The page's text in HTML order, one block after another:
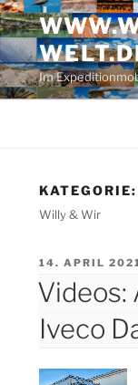
Zum
Inhalt
springen
Im
KATEGORIE:
Willy & Wir
14. APRIL
Videos:
Iveco